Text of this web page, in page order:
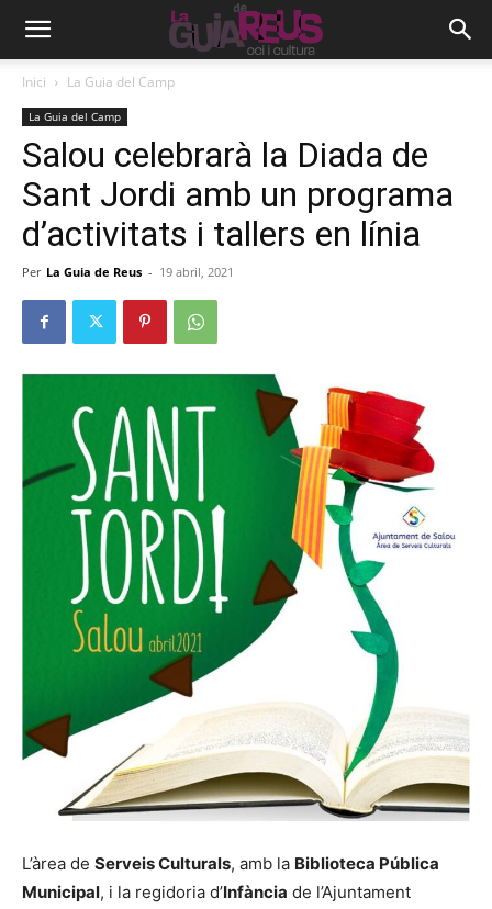
Inici La Guia del Camp
La Guia del Camp
Salou celebrarà la Diada de
Sant Jordi amb un programa
d’activitats i tallers en línia
Per La Guia de Reus - 19 abril, 2021
L’àrea de Serveis Culturals, amb la Biblioteca Pública
Municipal, i la regidoria d’Infància de l’Ajuntament